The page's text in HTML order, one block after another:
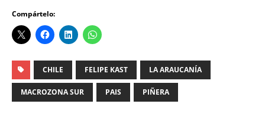
Compártelo:
CHILE FELIPE KAST LA ARAUCANÍA
MACROZONA SUR PAIS PIÑERA